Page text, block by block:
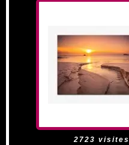
2723 visites